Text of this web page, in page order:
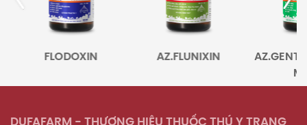
FLODOXIN AZ.FLUNIXIN
DUFAFARM - THƯƠNG HIỆU THUỐC THÚ Y TRANG